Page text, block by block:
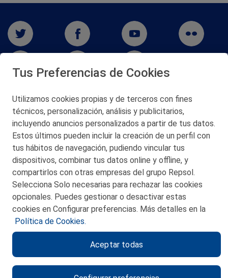
San Martín 5-Edificio Muñatones,
48550 Muskiz (Bizkaia)
Telf. 946 357 000
© 2026 Petronor S.A.
CONTACTO
POLITICA DE PRIVACIDAD
AVISO LEGAL
Tus Preferencias de Cookies
Utilizamos cookies propias y de terceros con fines
técnicos, personalización, análisis y publicitarios,
incluyendo anuncios personalizados a partir de tus datos.
Estos últimos pueden incluir la creación de un perfil con
tus hábitos de navegación, pudiendo vincular tus
dispositivos, combinar tus datos online y offline, y
compartirlos con otras empresas del grupo Repsol.
Selecciona Solo necesarias para rechazar las cookies
opcionales. Puedes gestionar o desactivar estas
cookies en Configurar preferencias. Más detalles en la
Política de Cookies.
Aceptar todas